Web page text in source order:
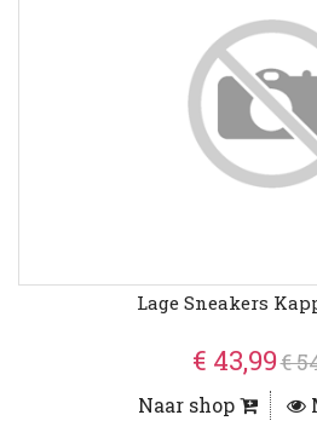
Lage Sneakers
€ 43,99€
Naar shop